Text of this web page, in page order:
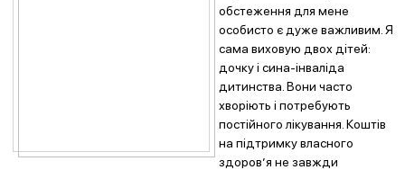
обстеження для мене
особисто є дуже важливим. Я
сама виховую двох дітей:
дочку і сина-інваліда
дитинства. Вони часто
хворіють і потребують
постійного лікування. Коштів
на підтримку власного
здоров’я не завжди